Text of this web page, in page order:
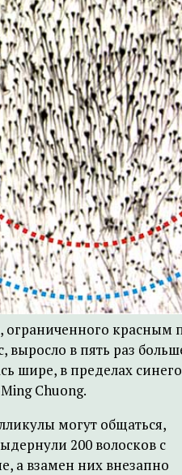
ограниченного красным
выросло в пять раз
шире, в пределах
Chuong.
могут общаться,
200 волосков с
а взамен них внезапно